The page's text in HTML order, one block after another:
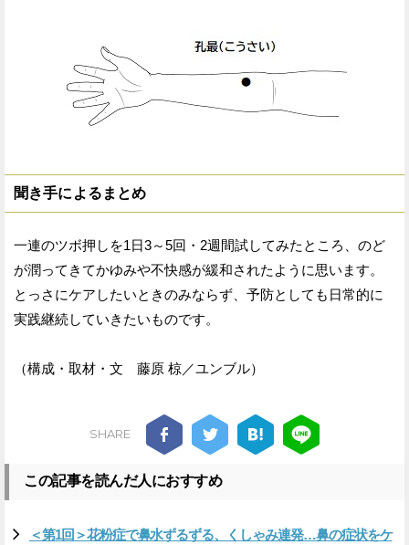
聞き手によるまとめ
一連のツボ押しを1日3～5回・2週間試してみたところ、のど
が潤ってきてかゆみや不快感が緩和されたように思います。
とっさにケアしたいときのみならず、予防としても日常的に
実践継続していきたいものです。
（構成・取材・文 藤原 椋／ユンブル）
SHARE
この記事を読んだ人におすすめ
＜第1回＞花粉症で鼻水ずるずる、くしゃみ連発…鼻の症状をケ